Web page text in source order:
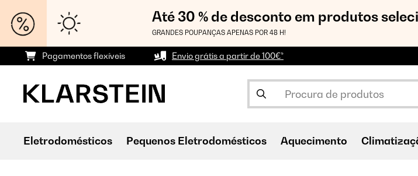
Até 30 % de desconto em produtos
GRANDES POUPANÇAS APENAS POR 48 H!
Pagamentos flexíveis Envio grátis a partir de 100€*
Eletrodomésticos Pequenos Eletrodomésticos Aquecimento